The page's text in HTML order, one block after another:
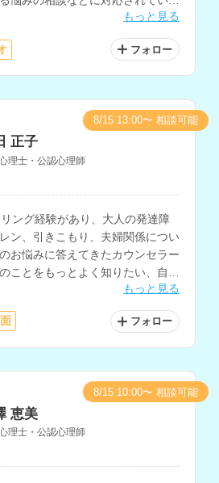
もっと見る
フォロー
正子
理士・公認心理師
ング経験があり、大人の発達障
ン、引きこもり、夫婦関係につい
お悩みに答えてきたカウンセラー
ことをもっとよく知りたい、自分
ている方にもおすすめです。
もっと見る
フォロー
8/15 13:00〜 相談可能
恵美
理士・公認心理師
8/15 10:00〜 相談可能